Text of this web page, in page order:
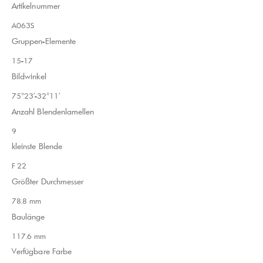
Artikelnummer
A063S
Gruppen-Elemente
15-17
Bildwinkel
75°23′-32°11′
Anzahl Blendenlamellen
9
kleinste Blende
F 22
Größter Durchmesser
78.8 mm
Baulänge
117.6 mm
Verfügbare Farbe